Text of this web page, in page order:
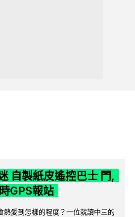
自製紙皮遙控巴士 門,
GPS報站
熱愛到怎樣的程度？一位就讀中三的